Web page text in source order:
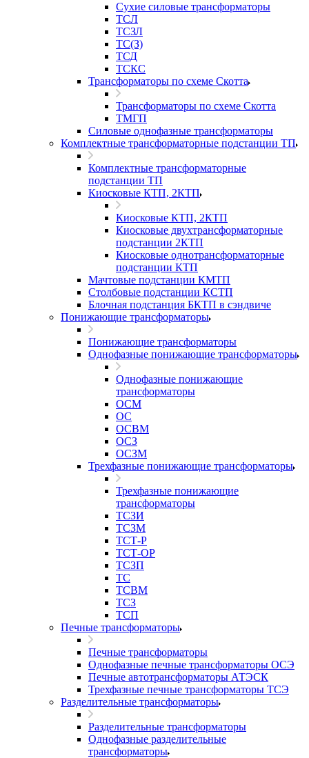
Сухие силовые трансформаторы
ТСЛ
ТСЗЛ
ТС(З)
ТСД
ТСКС
Трансформаторы по схеме Скотта
Трансформаторы по схеме Скотта
ТМГП
Силовые однофазные трансформаторы
Комплектные трансформаторные подстанции ТП
Комплектные трансформаторные
подстанции ТП
Киосковые КТП, 2КТП
Киосковые КТП, 2КТП
Киосковые двухтрансформаторные
подстанции 2КТП
Киосковые однотрансформаторные
подстанции КТП
Мачтовые подстанции КМТП
Столбовые подстанции КСТП
Блочная подстанция БКТП в сэндвиче
Понижающие трансформаторы
Понижающие трансформаторы
Однофазные понижающие трансформаторы
Однофазные понижающие
трансформаторы
ОСМ
ОС
ОСВМ
ОСЗ
ОСЗМ
Трехфазные понижающие трансформаторы
Трехфазные понижающие
трансформаторы
ТСЗИ
ТСЗМ
ТСТ-Р
ТСТ-ОР
ТСЗП
ТС
ТСВМ
ТСЗ
ТСП
Печные трансформаторы
Печные трансформаторы
Однофазные печные трансформаторы ОСЭ
Печные автотрансформаторы АТЭСК
Трехфазные печные трансформаторы ТСЭ
Разделительные трансформаторы
Разделительные трансформаторы
Однофазные разделительные
трансформаторы